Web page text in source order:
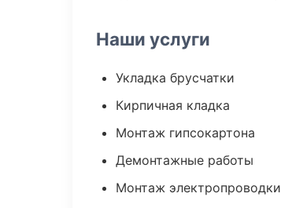
Наши услуги
Укладка брусчатки
Кирпичная кладка
Монтаж гипсокартона
Демонтажные работы
Монтаж электропроводки